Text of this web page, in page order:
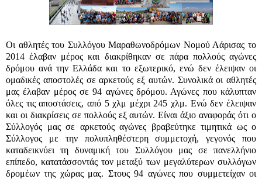
Οι αθλητές του Συλλόγου Μαραθωνοδρόμων Νομού Λάρισας το
2014 έλαβαν μέρος και διακρίθηκαν σε πάρα πολλούς αγώνες
δρόμου ανά την Ελλάδα και το εξωτερικό, ενώ δεν έλειψαν οι
ομαδικές αποστολές σε αρκετούς εξ αυτών. Συνολικά οι αθλητές
μας έλαβαν μέρος σε 94 αγώνες δρόμου. Αγώνες που κάλυπταν
όλες τις αποστάσεις, από 5 χλμ μέχρι 245 χλμ. Ενώ δεν έλειψαν
και οι διακρίσεις σε πολλούς εξ αυτών. Είναι άξιο αναφοράς ότι ο
Σύλλογός μας σε αρκετούς αγώνες βραβεύτηκε τιμητικά ως ο
Σύλλογος με την πολυπληθέστερη συμμετοχή, γεγονός που
καταδεικνύει τη δυναμική του Συλλόγου μας σε πανελλήνιο
επίπεδο, κατατάσσοντάς τον μεταξύ των μεγαλύτερων συλλόγων
δρομέων της χώρας μας. Στους 94 αγώνες που συμμετείχαν οι